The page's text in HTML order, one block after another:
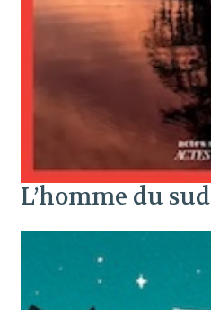
L’homme du sud